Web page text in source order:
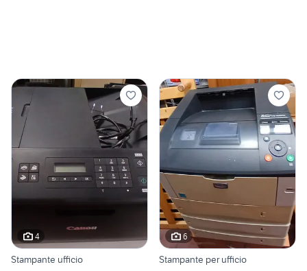
4
Stampante ufficio
6
Stampante per ufficio